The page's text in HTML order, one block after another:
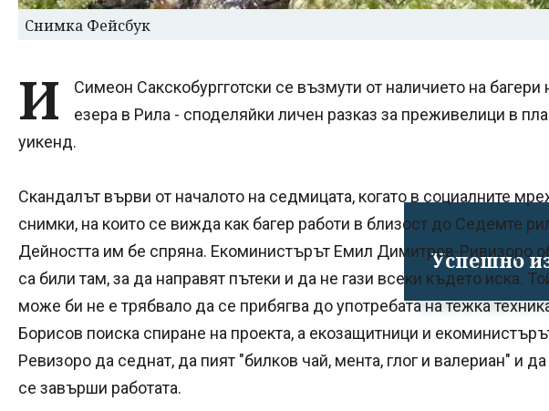
Успешно
Снимка Фейсбук
И
Симеон Сакскобургготски се възмути от наличието на
езера в Рила - споделяйки личен разказ за преживелици в
уикенд.
Скандалът върви от началото на седмицата, когато в социалните
снимки, на които се вижда как багер работи в близост до Седемте
Дейността им бе спряна. Екоминистърът Емил Димитров-Ривизоро
са били там, за да направят пътеки и да не гази всеки където иска.
може би не е трябвало да се прибягва до употребата на тежка
Борисов поиска спиране на проекта, а екозащитници и
Ревизоро да седнат, да пият "билков чай, мента, глог и валериан" и
се завърши работата.